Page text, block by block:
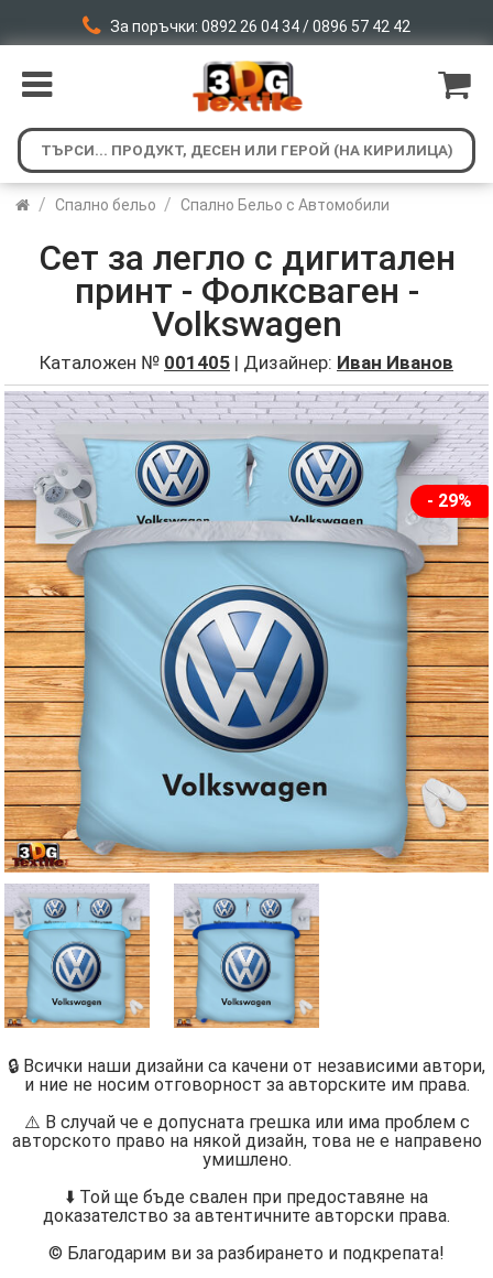
За поръчки: 0892 26 04 34 / 0896 57 42 42
/ Спално бельо / Спално Бельо с Автомобили
Сет за легло с дигитален
принт - Фолксваген -
Volkswagen
Каталожен № 001405 | Дизайнер: Иван Иванов
- 29%
🔒 Всички наши дизайни са качени от независими автори,
и ние не носим отговорност за авторските им права.
⚠️ В случай че е допусната грешка или има проблем с
авторското право на някой дизайн, това не е направено
умишлено.
⬇️ Той ще бъде свален при предоставяне на
доказателство за автентичните авторски права.
©️ Благодарим ви за разбирането и подкрепата!